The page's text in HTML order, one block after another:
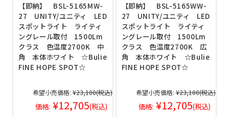
【即納】 BSL-5165MW-
27 UNITY/ユニティ LED
スポットライト ライティ
ングレール取付 1500Lm
クラス 色温度2700K 中
角 本体ホワイト ☆Bulie
FINE HOPE SPOT☆
希望小売価格: ¥23,100(税込)
価格: ¥12,705(税込)
【即納】 BSL-5165WW-
27 UNITY/ユニティ LED
スポットライト ライティ
ングレール取付 1500Lm
クラス 色温度2700K 広
角 本体ホワイト ☆Bulie
FINE HOPE SPOT☆
希望小売価格: ¥23,100(税込)
価格: ¥12,705(税込)